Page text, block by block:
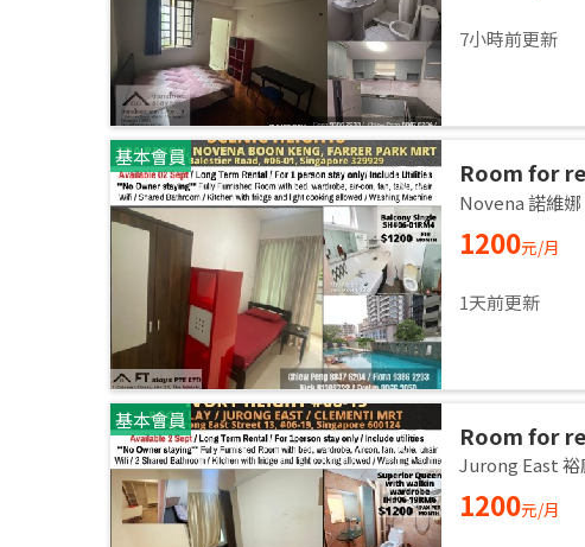
7小時前更新
基本會員
Room for
room / 1pax
Novena 諾維娜
1200元/月
1天前更新
基本會員
Room for
room / 1pax
Jurong East 裕
1200元/月